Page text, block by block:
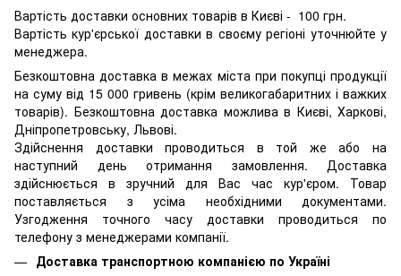
Вартість доставки основних товарів в Києві - 100 грн.
Вартість кур'єрської доставки в своєму регіоні уточнюйте у
менеджера.
Безкоштовна доставка в межах міста при покупці продукції
на суму від 15 000 гривень (крім великогабаритних і важких
товарів). Безкоштовна доставка можлива в Києві, Харкові,
Дніпропетровську, Львові.
Здійснення доставки проводиться в той же або на
наступний день отримання замовлення. Доставка
здійснюється в зручний для Вас час кур'єром. Товар
поставляється з усіма необхідними документами.
Узгодження точного часу доставки проводиться по
телефону з менеджерами компанії.
Доставка транспортною компанією по Україні